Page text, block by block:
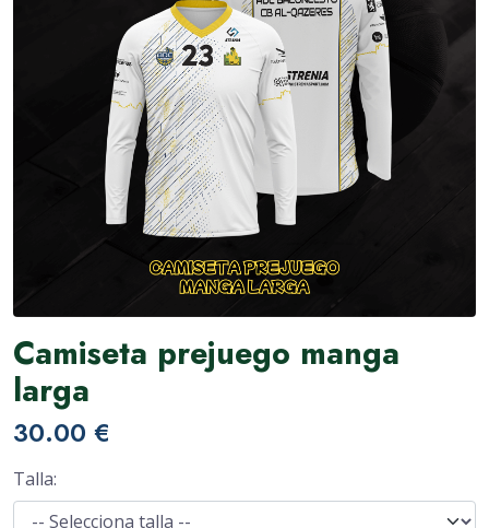
Camiseta prejuego manga
larga
30.00 €
Talla: